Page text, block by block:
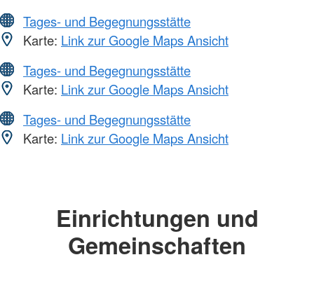
Tages- und Begegnungsstätte
Karte: Link zur Google Maps Ansicht
Tages- und Begegnungsstätte
Karte: Link zur Google Maps Ansicht
Tages- und Begegnungsstätte
Karte: Link zur Google Maps Ansicht
Einrichtungen und
Gemeinschaften